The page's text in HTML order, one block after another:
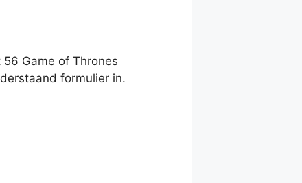
Game of Thrones
formulier in.